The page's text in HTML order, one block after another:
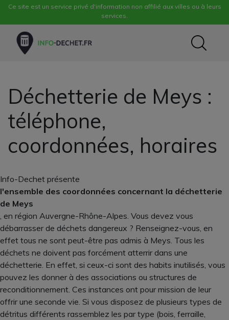
Ce site est un service privé d'information non affilié aux villes ou à leurs
services.
Déchetterie de Meys :
téléphone,
coordonnées, horaires
Info-Dechet présente
l'ensemble des coordonnées concernant la déchetterie
de Meys
, en région Auvergne-Rhône-Alpes. Vous devez vous
débarrasser de déchets dangereux ? Renseignez-vous, en
effet tous ne sont peut-être pas admis à Meys. Tous les
déchets ne doivent pas forcément atterrir dans une
déchetterie. En effet, si ceux-ci sont des habits inutilisés, vous
pouvez les donner à des associations ou structures de
reconditionnement. Ces instances ont pour mission de leur
offrir une seconde vie. Si vous disposez de plusieurs types de
détritus différents rassemblez les par type (bois, ferraille,